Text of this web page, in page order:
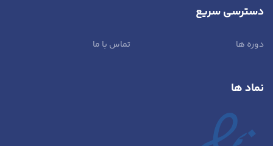
دسترسی سریع
دوره ها تماس با ما
نماد ها